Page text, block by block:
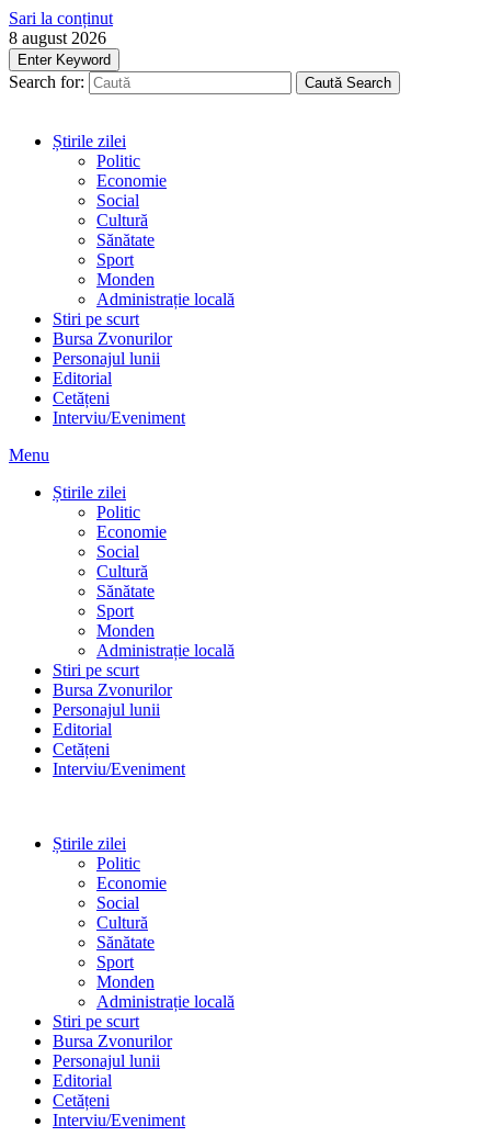
Sari la conținut
8 august 2026
Enter Keyword
Search for: Caută Search
Știrile zilei
Politic
Economie
Social
Cultură
Sănătate
Sport
Monden
Administrație locală
Stiri pe scurt
Bursa Zvonurilor
Personajul lunii
Editorial
Cetățeni
Interviu/Eveniment
Menu
Știrile zilei
Politic
Economie
Social
Cultură
Sănătate
Sport
Monden
Administrație locală
Stiri pe scurt
Bursa Zvonurilor
Personajul lunii
Editorial
Cetățeni
Interviu/Eveniment
Știrile zilei
Politic
Economie
Social
Cultură
Sănătate
Sport
Monden
Administrație locală
Stiri pe scurt
Bursa Zvonurilor
Personajul lunii
Editorial
Cetățeni
Interviu/Eveniment